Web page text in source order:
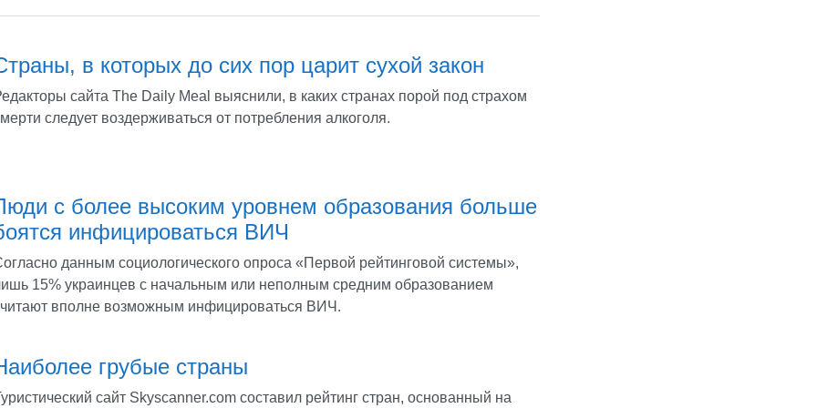
в которых до сих пор царит сухой закон
сайта The Daily Meal выяснили, в каких странах порой под страхом
следует воздерживаться от потребления алкоголя.
с более высоким уровнем образования больше
инфицироваться ВИЧ
данным социологического опроса «Первой рейтинговой системы»,
15% украинцев с начальным или неполным средним образованием
вполне возможным инфицироваться ВИЧ.
грубые страны
сайт Skyscanner.com составил рейтинг стран, основанный на